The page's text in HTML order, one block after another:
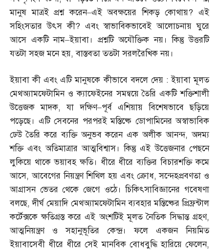
মানুষ মাত্রই প্রশ্ন করেন–এই অবক্ষয়ের শিকড় কোথায়?এই
সহিংসতার উৎস কী? এবং স্বাভাবিকভাবেই আলোচনায় ঘুরে
আসে একটি নাম–ইয়াবা। প্রশ্নটি অযৌক্তিক নয়। কিন্তু উত্তরটি
যতটা সহজ মনে হয়,বাস্তবতা ততটা সরলরৈখিক নয়।
ইয়াবা কী এবং এটি মানুষকে কীভাবে বদলে দেয় :ইয়াবা মূলত
মেথঅ্যামফেটামিন ও ক্যাফেইনের সমন্বয়ে তৈরি একটি শক্তিশালী
উত্তেজক মাদক,যা দক্ষিণ–পূর্ব এশিয়ায় বিশেষভাবে ছড়িয়ে
পড়েছে। এটি সেবনের পরপরই মস্তিষ্কে ডোপামিনের অস্বাভাবিক
ঢেউ তৈরি করে ব্যক্তি অনুভব করেন এক অলীক আনন্দ,অদম্য
শক্তি এবং অতিমাত্রার আত্মবিশ্বাস। কিন্তু এই উত্তেজনার পেছনে
লুকিয়ে থাকে ভয়াবহ ক্ষতি। ধীরে ধীরে ব্যক্তির বিচারশক্তি কমে
আসে,আবেগের নিয়ন্ত্রণ শিথিল হয় এবং ক্রোধ,সন্দেহপ্রবণতা ও
আগ্রাসন ভেতর থেকে জেগে ওঠে। চিকিৎসাবিজ্ঞানের গবেষণা
বলছে,দীর্ঘ মেয়াদি মেথঅ্যামফেটামিন ব্যবহার মস্তিষ্কের প্রিফ্রন্টাল
কর্টেক্সকে ক্ষতিগ্রস্ত করে এই অংশটিই মূলত নৈতিক সিদ্ধান্ত গ্রহণ,
আত্মনিয়ন্ত্রণ ও সহানুভূতির কেন্দ্র। ফলে একজন নিয়মিত
ইয়াবাসেবী ধীরে ধীরে সেই মানবিক বোধবুদ্ধি হারিয়ে ফেলেন,